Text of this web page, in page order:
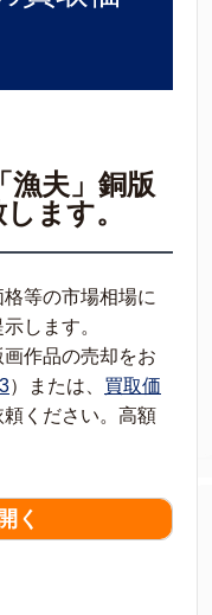
漁夫」銅版
ます。
等の市場相場に
します。
作品の売却をお
）または、 買取価
ください。高額
く